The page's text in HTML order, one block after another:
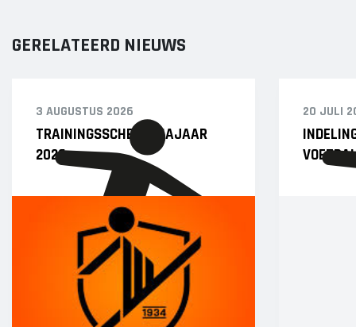
GERELATEERD NIEUWS
3 AUGUSTUS 2026
TRAININGSSCHEMA NAJAAR
2026
20 JULI